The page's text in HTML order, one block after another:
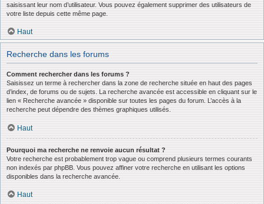
saisissant leur nom d’utilisateur. Vous pouvez également supprimer des utilisateurs de
votre liste depuis cette même page.
Haut
Recherche dans les forums
Comment rechercher dans les forums ?
Saisissez un terme à rechercher dans la zone de recherche située en haut des pages
d’index, de forums ou de sujets. La recherche avancée est accessible en cliquant sur le
lien « Recherche avancée » disponible sur toutes les pages du forum. L’accès à la
recherche peut dépendre des thèmes graphiques utilisés.
Haut
Pourquoi ma recherche ne renvoie aucun résultat ?
Votre recherche est probablement trop vague ou comprend plusieurs termes courants
non indexés par phpBB. Vous pouvez affiner votre recherche en utilisant les options
disponibles dans la recherche avancée.
Haut